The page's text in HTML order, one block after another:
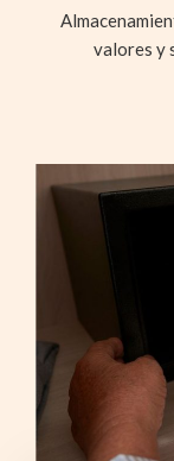
valores y